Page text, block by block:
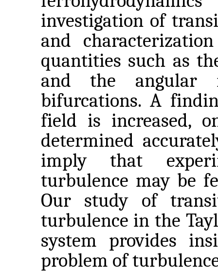
investigation of
and
quantities such as
and the angular
bifurcations. A
field is increased,
determined
imply that
turbulence may be
Our study of
turbulence in the
system provides
problem of